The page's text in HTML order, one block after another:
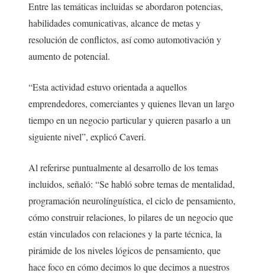
Entre las temáticas incluidas se abordaron potencias,
habilidades comunicativas, alcance de metas y
resolución de conflictos, así como automotivación y
aumento de potencial.
“Esta actividad estuvo orientada a aquellos
emprendedores, comerciantes y quienes llevan un largo
tiempo en un negocio particular y quieren pasarlo a un
siguiente nivel”, explicó Caveri.
Al referirse puntualmente al desarrollo de los temas
incluidos, señaló: “Se habló sobre temas de mentalidad,
programación neurolínguística, el ciclo de pensamiento,
cómo construir relaciones, lo pilares de un negocio que
están vinculados con relaciones y la parte técnica, la
pirámide de los niveles lógicos de pensamiento, que
hace foco en cómo decimos lo que decimos a nuestros